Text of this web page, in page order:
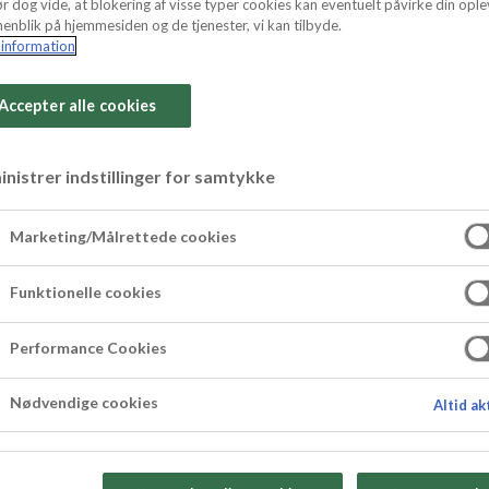
marengs
med vores små rabarbermazarinkager. Den
så er den ovenikøbet toppet med brændt
dog vide, at blokering af visse typer cookies kan eventuelt påvirke din
på hjemmesiden og de tjenester, vi kan tilbyde.
alle cookies
indstillinger for samtykke
Marketing/Målrettede cookies
Funktionelle cookies
Performance Cookies
Nødvendige cookies Altid